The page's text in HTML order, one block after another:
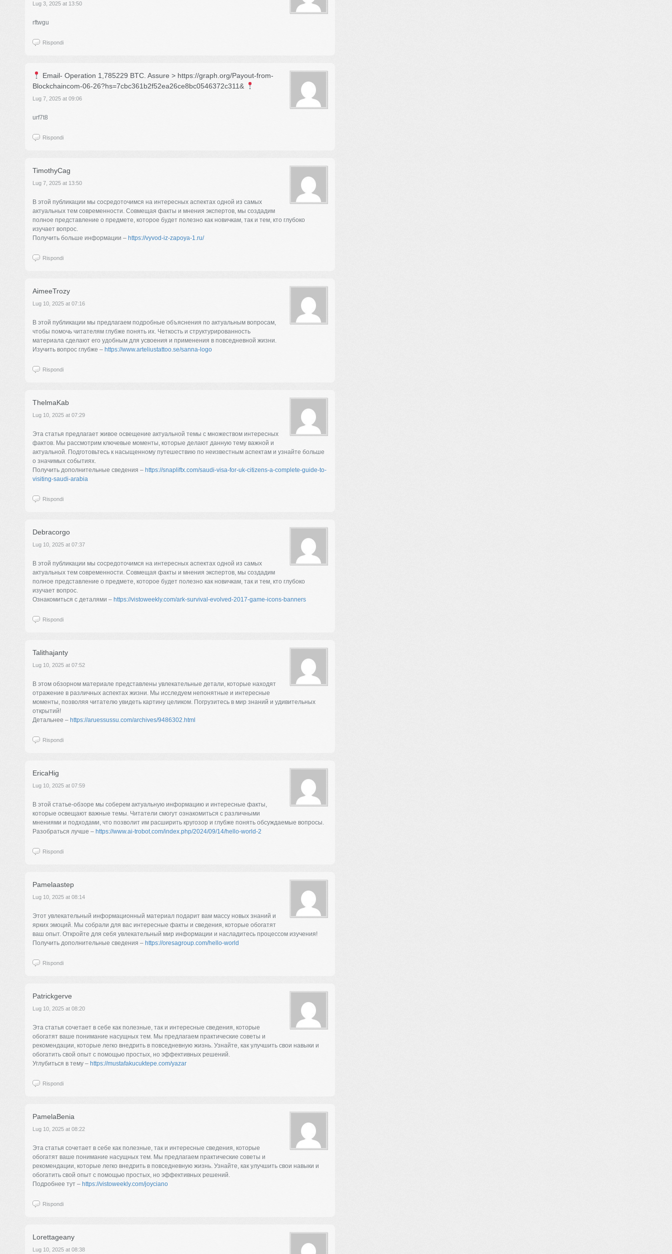
Lug 3, 2025 at 13:50
rftwgu
Rispondi
Email- Operation 1,785229 BTC. Assure > https://graph.org/Payout-from-
Blockchaincom-06-26?hs=7cbc361b2f52ea26ce8bc0546372c311&
Lug 7, 2025 at 09:06
urf7t8
Rispondi
TimothyCag
Lug 7, 2025 at 13:50
В этой публикации мы сосредоточимся на интересных аспектах одной из самых
актуальных тем современности. Совмещая факты и мнения экспертов, мы создадим
полное представление о предмете, которое будет полезно как новичкам, так и тем, кто глубоко
изучает вопрос.
Получить больше информации – https://vyvod-iz-zapoya-1.ru/
Rispondi
AimeeTrozy
Lug 10, 2025 at 07:16
В этой публикации мы предлагаем подробные объяснения по актуальным вопросам,
чтобы помочь читателям глубже понять их. Четкость и структурированность
материала сделают его удобным для усвоения и применения в повседневной жизни.
Изучить вопрос глубже – https://www.arteliustattoo.se/sanna-logo
Rispondi
ThelmaKab
Lug 10, 2025 at 07:29
Эта статья предлагает живое освещение актуальной темы с множеством интересных
фактов. Мы рассмотрим ключевые моменты, которые делают данную тему важной и
актуальной. Подготовьтесь к насыщенному путешествию по неизвестным аспектам и узнайте больше
о значимых событиях.
Получить дополнительные сведения – https://snapliftx.com/saudi-visa-for-uk-citizens-a-complete-guide-to-
visiting-saudi-arabia
Rispondi
Debracorgo
Lug 10, 2025 at 07:37
В этой публикации мы сосредоточимся на интересных аспектах одной из самых
актуальных тем современности. Совмещая факты и мнения экспертов, мы создадим
полное представление о предмете, которое будет полезно как новичкам, так и тем, кто глубоко
изучает вопрос.
Ознакомиться с деталями – https://vistoweekly.com/ark-survival-evolved-2017-game-icons-banners
Rispondi
Talithajanty
Lug 10, 2025 at 07:52
В этом обзорном материале представлены увлекательные детали, которые находят
отражение в различных аспектах жизни. Мы исследуем непонятные и интересные
моменты, позволяя читателю увидеть картину целиком. Погрузитесь в мир знаний и удивительных
открытий!
Детальнее – https://aruessussu.com/archives/9486302.html
Rispondi
EricaHig
Lug 10, 2025 at 07:59
В этой статье-обзоре мы соберем актуальную информацию и интересные факты,
которые освещают важные темы. Читатели смогут ознакомиться с различными
мнениями и подходами, что позволит им расширить кругозор и глубже понять обсуждаемые вопросы.
Разобраться лучше – https://www.ai-trobot.com/index.php/2024/09/14/hello-world-2
Rispondi
Pamelaastep
Lug 10, 2025 at 08:14
Этот увлекательный информационный материал подарит вам массу новых знаний и
ярких эмоций. Мы собрали для вас интересные факты и сведения, которые обогатят
ваш опыт. Откройте для себя увлекательный мир информации и насладитесь процессом изучения!
Получить дополнительные сведения – https://oresagroup.com/hello-world
Rispondi
Patrickgerve
Lug 10, 2025 at 08:20
Эта статья сочетает в себе как полезные, так и интересные сведения, которые
обогатят ваше понимание насущных тем. Мы предлагаем практические советы и
рекомендации, которые легко внедрить в повседневную жизнь. Узнайте, как улучшить свои навыки и
обогатить свой опыт с помощью простых, но эффективных решений.
Углубиться в тему – https://mustafakucuktepe.com/yazar
Rispondi
PamelaBenia
Lug 10, 2025 at 08:22
Эта статья сочетает в себе как полезные, так и интересные сведения, которые
обогатят ваше понимание насущных тем. Мы предлагаем практические советы и
рекомендации, которые легко внедрить в повседневную жизнь. Узнайте, как улучшить свои навыки и
обогатить свой опыт с помощью простых, но эффективных решений.
Подробнее тут – https://vistoweekly.com/joyciano
Rispondi
Lorettageany
Lug 10, 2025 at 08:38